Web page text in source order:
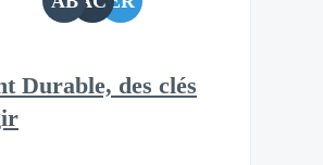
Durable, des clés